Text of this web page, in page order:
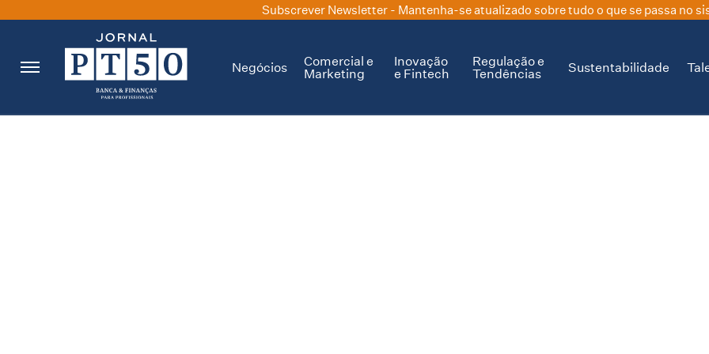
Subscrever Newsletter - Mantenha-se atualizado sobre tudo o que se passa no
Negócios
Comercial e
Marketing
Inovação
e Fintech
Regulação e
Tendências
Sustentabilidade